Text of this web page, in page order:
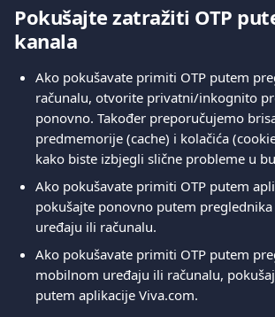
Pokušajte zatražiti OTP
kanala
Ako pokušavate primiti OTP putem
računalu, otvorite privatni/inkognito
ponovno. Također preporučujemo
predmemorije (cache) i kolačića
kako biste izbjegli slične probleme u
Ako pokušavate primiti OTP putem
pokušajte ponovno putem
uređaju ili računalu.
Ako pokušavate primiti OTP putem
mobilnom uređaju ili računalu,
putem aplikacije Viva.com.